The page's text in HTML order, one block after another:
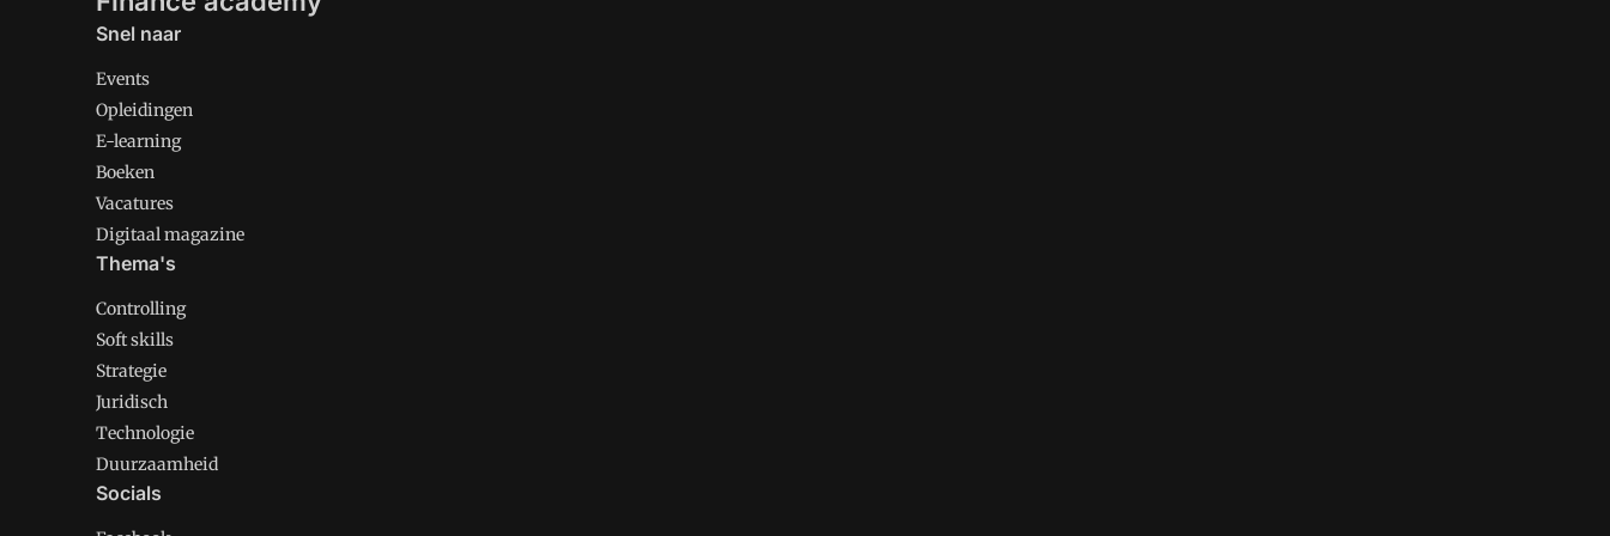
Snel naar
Events
Opleidingen
E-learning
Boeken
Vacatures
Digitaal magazine
Thema's
Controlling
Soft skills
Strategie
Juridisch
Technologie
Duurzaamheid
Socials